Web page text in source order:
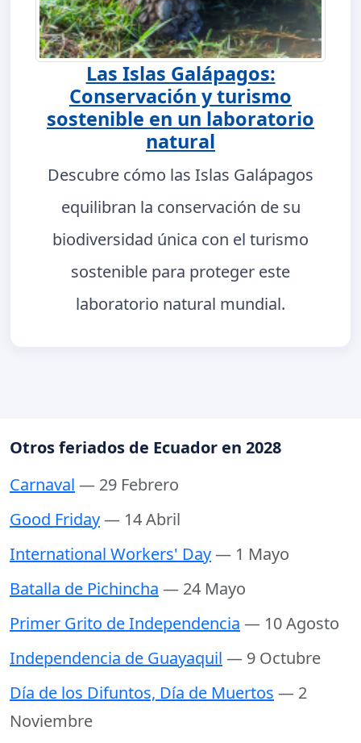
Las Islas Galápagos:
Conservación y turismo
sostenible en un laboratorio
natural
Descubre cómo las Islas Galápagos
equilibran la conservación de su
biodiversidad única con el turismo
sostenible para proteger este
laboratorio natural mundial.
Otros feriados de Ecuador en 2028
Carnaval — 29 Febrero
Good Friday— 14 Abril
International Workers' Day— 1 Mayo
Batalla de Pichincha — 24 Mayo
Primer Grito de Independencia — 10 Agosto
Independencia de Guayaquil — 9 Octubre
Día de los Difuntos, Día de Muertos — 2
Noviembre